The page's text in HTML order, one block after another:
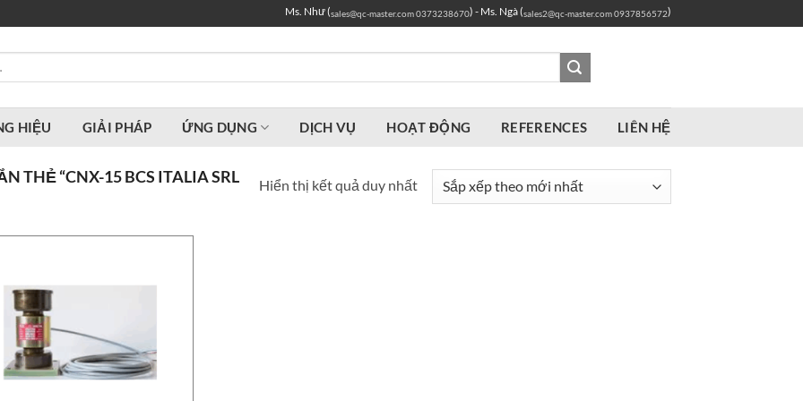
Ms. Như (sales@qc-master.com0373238670) - Ms. Ngà (sales2@qc-master.com0937856572)
HIỆU GIẢI PHÁP ỨNG DỤNG DỊCH VỤ HOẠT ĐỘNG REFERENCES LIÊN HỆ
THẺ “CNX-15 BCS ITALIA SRL
Hiển thị kết quả duy nhất